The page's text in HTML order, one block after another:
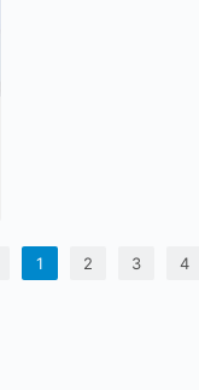
1 2 3 4